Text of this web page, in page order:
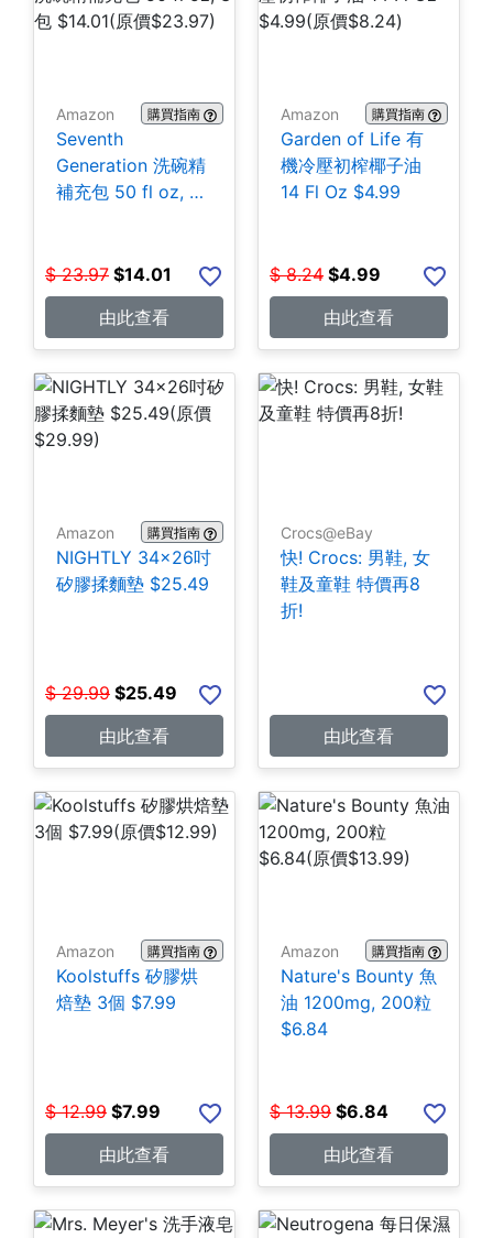
Amazon 購買指南
Seventh
Generation 洗碗精
補充包 50 fl oz, 3
$ 23.97 $14.01
由此查看
Amazon 購買指南
Garden of Life 有
機冷壓初榨椰子油
14 Fl Oz $4.99
$ 8.24 $4.99
由此查看
Amazon 購買指南
NIGHTLY 34x26吋
矽膠揉麵墊 $25.49
$ 29.99 $25.49
由此查看
Crocs@eBay
快! Crocs: 男鞋, 女
鞋及童鞋 特價再8
折!
由此查看
Amazon 購買指南
Koolstuffs 矽膠烘
焙墊 3個 $7.99
$ 12.99 $7.99
由此查看
Amazon 購買指南
Nature's Bounty 魚
油 1200mg, 200粒
$6.84
$ 13.99 $6.84
由此查看